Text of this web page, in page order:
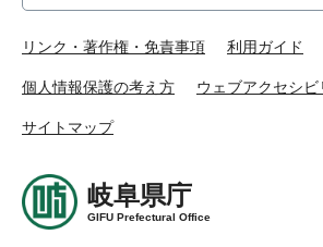
リンク・著作権・免責事項 利用ガイド
個人情報保護の考え方 ウェブアクセシ
サイトマップ
岐阜県庁
GIFU Prefectural Office